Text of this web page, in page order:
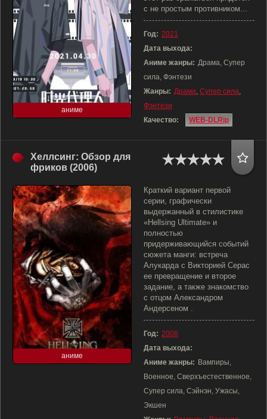
аниме
с не простым противником...
Год: 2021
Дата выхода:
Аниме жанры: Драма, Супер
сила, Фэнтези
Жанры: Драма, Супер сила,
Фэнтези
Качество:
WEB-DLRip
Хеллсинг: Обзор для
фриков (2006)
аниме
Краткий вариант первой
серии, графически
выдержанный в стилистике
«Hellsing Ultimate» и
полностью
придерживающийся событий
сюжета манги: встреча
Алукарда с Викторией Серас
ее превращение и второе
задание, а также знакомство
с отцом Александром
Андерсеном .
Год: 2006
Дата выхода:
Аниме жанры: Вампиры,
Военное, Сверхъестественное,
Супер сила, Сэйнэн, Ужасы,
Экшен